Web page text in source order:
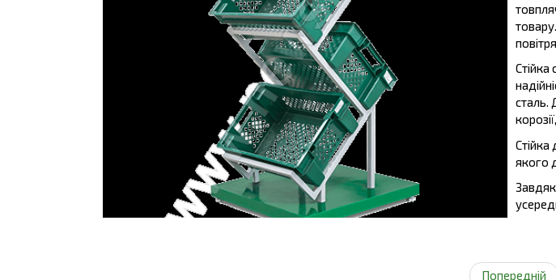
Стійка
сталь.
якого
Попередній